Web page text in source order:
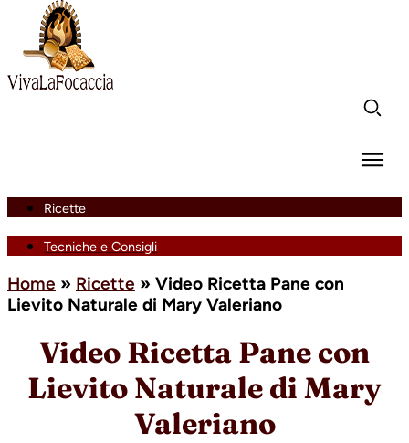
Ricette
Tecniche e Consigli
Home » Ricette » Video Ricetta Pane con
Lievito Naturale di Mary Valeriano
Video Ricetta Pane con
Lievito Naturale di Mary
Valeriano